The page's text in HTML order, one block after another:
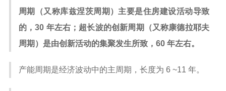
周期（又称库兹涅茨周期）主要是住房建设活动导致
的，30 年左右；超长波的创新周期（又称康德拉耶夫
周期）是由创新活动的集聚发生所致，60 年左右。
产能周期是经济波动中的主周期，长度为 6 ~11 年。